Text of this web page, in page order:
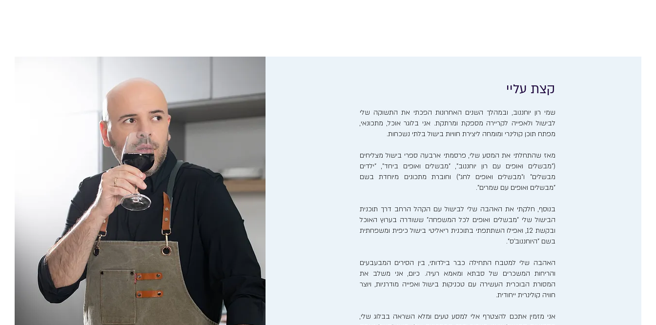
קצת עליי
שמי רון יוחננוב, ובמהלך השנים האחרונות הפכתי את התשוקה שלי
לבישול ולאפייה לקריירה מספקת ומרתקת. אני בלוגר אוכל, מתכונאי,
מפתח תוכן קולינרי ומומחה ליצירת חוויות בישול בלתי נשכחות.
מאז שהתחלתי את המסע שלי, פרסמתי ארבעה ספרי בישול מצליחים
("מבשלים ואופים עם רון יוחננוב", "מבשלים ואופים ביחד", "ילדים
מבשלים" ו"מבשלים ואופים לחג") וחוברת מתכונים מיוחדת בשם
"מבשלים ואופים עם שמרים".
בנוסף, חלקתי את האהבה שלי לבישול עם הקהל הרחב דרך תוכנית
הבישול שלי "מבשלים ואופים לכל המשפחה" ששודרה בערוץ האוכל
ובקשת 12, ואפילו השתתפתי בתוכנית ריאליטי בישול כיפית ומשפחתית
בשם "היוחננוב'ס".
האהבה שלי למטבח התחילה כבר בילדותי, בין הסירים המבעבעים
והריחות המשכרים של סבתא ומאמא רעיה. כיום, אני משלב את
המסורת הבוכרית העשירה עם טכניקות בישול ואפייה מודרניות, ויוצר
חוויה קולינרית ייחודית.
אני מזמין אתכם להצטרף אלי למסע טעים ומלא השראה בבלוג שלי,